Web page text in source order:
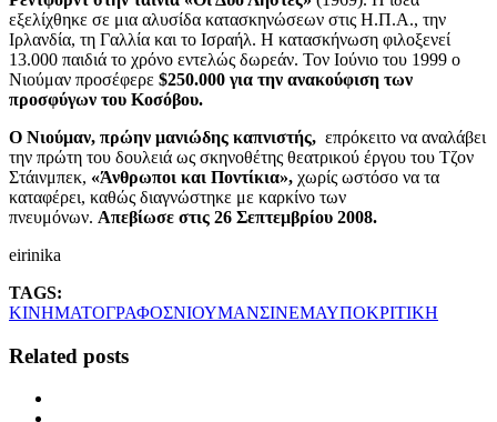
εξελίχθηκε σε μια αλυσίδα κατασκηνώσεων στις Η.Π.Α., την
Ιρλανδία, τη Γαλλία και το Ισραήλ. Η κατασκήνωση φιλοξενεί
13.000 παιδιά το χρόνο εντελώς δωρεάν. Τον Ιούνιο του 1999 ο
Νιούμαν προσέφερε $250.000 για την ανακούφιση των
προσφύγων του Κοσόβου.
Ο Νιούμαν, πρώην μανιώδης καπνιστής, επρόκειτο να αναλάβει
την πρώτη του δουλειά ως σκηνοθέτης θεατρικού έργου του Τζον
Στάινμπεκ, «Άνθρωποι και Ποντίκια», χωρίς ωστόσο να τα
καταφέρει, καθώς διαγνώστηκε με καρκίνο των
πνευμόνων. Απεβίωσε στις 26 Σεπτεμβρίου 2008.
eirinika
TAGS:
ΚΙΝΗΜΑΤΟΓΡΑΦΟΣΝΙΟΥΜΑΝΣΙΝΕΜΑΥΠΟΚΡΙΤΙΚΗ
Related posts